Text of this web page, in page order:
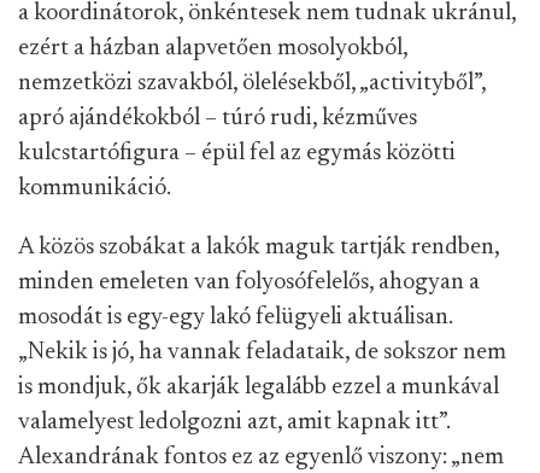
a koordinátorok, önkéntesek nem tudnak ukránul,
ezért a házban alapvetően mosolyokból,
nemzetközi szavakból, ölelésekből, „activityből”,
apró ajándékokból – túró rudi, kézműves
kulcstartófigura – épül fel az egymás közötti
kommunikáció.
A közös szobákat a lakók maguk tartják rendben,
minden emeleten van folyosófelelős, ahogyan a
mosodát is egy-egy lakó felügyeli aktuálisan.
„Nekik is jó, ha vannak feladataik, de sokszor nem
is mondjuk, ők akarják legalább ezzel a munkával
valamelyest ledolgozni azt, amit kapnak itt”.
Alexandrának fontos ez az egyenlő viszony: „nem